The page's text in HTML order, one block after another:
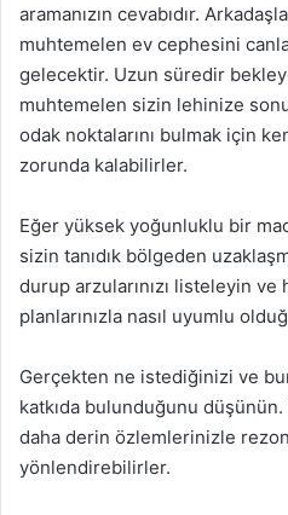
aramanızın cevabıdır.
muhtemelen ev cephesini
gelecektir. Uzun süredir
muhtemelen sizin lehinize
odak noktalarını bulmak için
zorunda kalabilirler.
Eğer yüksek yoğunluklu bir
sizin tanıdık bölgeden
durup arzularınızı listeleyin
planlarınızla nasıl uyumlu
Gerçekten ne istediğinizi ve
katkıda bulunduğunu
daha derin özlemlerinizle
yönlendirebilirler.